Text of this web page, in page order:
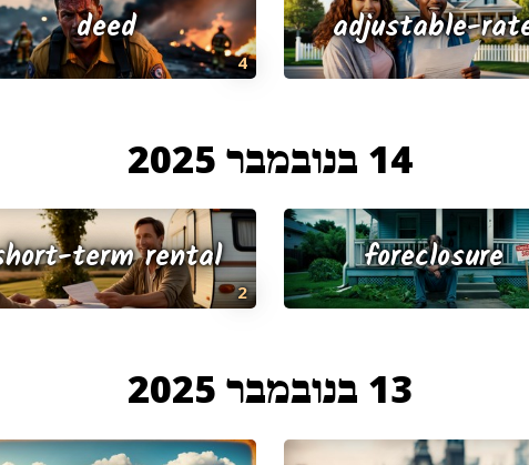
4
deed adjustable-
14 בנובמבר 2025
2
term rental foreclosure
13 בנובמבר 2025